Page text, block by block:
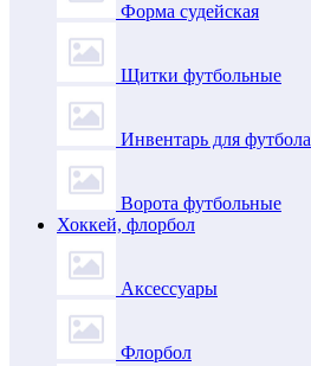
Форма судейская
Щитки футбольные
Инвентарь для футбола
Ворота футбольные
Хоккей, флорбол
Аксессуары
Флорбол